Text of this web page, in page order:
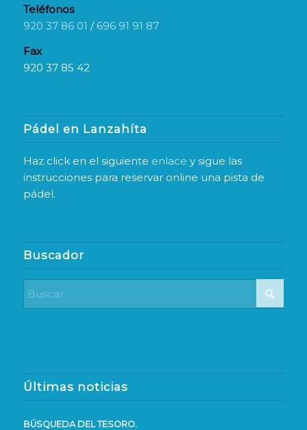
Teléfonos
920 37 86 01 / 696 91 91 87
Fax
920 37 85 42
Pádel en Lanzahíta
Haz click en el siguiente enlace y sigue las
instrucciones para reservar online una pista de
pádel.
Buscador
Últimas noticias
BÚSQUEDA DEL TESORO.